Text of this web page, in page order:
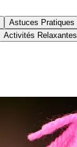
Astuces Pratiques
Activités Relaxantes